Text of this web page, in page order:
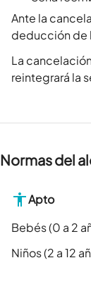
Ante la
deducción de
La
reintegrará la
Normas del
Apto
Bebés (0 a 2
Niños (2 a 12